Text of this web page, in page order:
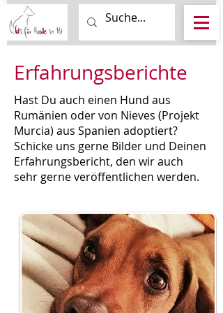
Erfahrungsberichte
Hast Du auch einen Hund aus
Rumänien oder von Nieves (Projekt
Murcia) aus Spanien adoptiert?
Schicke uns gerne Bilder und Deinen
Erfahrungsbericht, den wir auch
sehr gerne veröffentlichen werden.